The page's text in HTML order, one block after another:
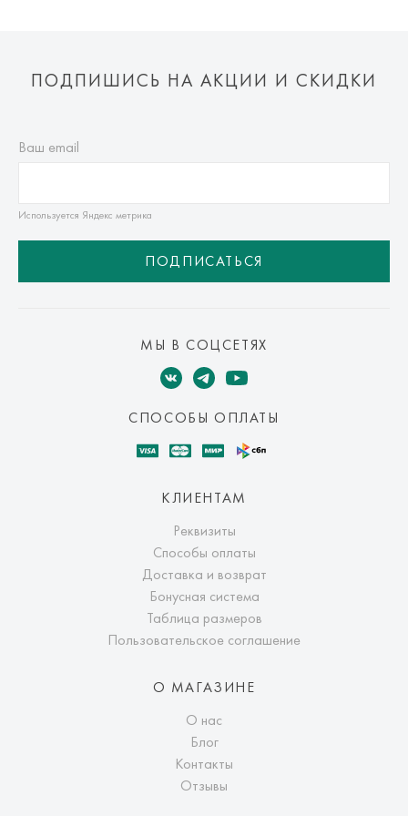
ПОДПИШИСЬ НА АКЦИИ И СКИДКИ
Ваш email
Используется Яндекс метрика
ПОДПИСАТЬСЯ
МЫ В СОЦСЕТЯХ
СПОСОБЫ ОПЛАТЫ
КЛИЕНТАМ
Реквизиты
Способы оплаты
Доставка и возврат
Бонусная система
Таблица размеров
Пользовательское соглашение
О МАГАЗИНЕ
О нас
Блог
Контакты
Отзывы